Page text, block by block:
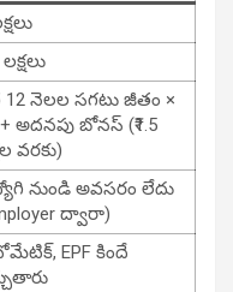
లక్షలు
12 నెలల సగటు జీతం ×
అదనపు బోనస్ (₹1.5
వరకు)
నుండి అవసరం లేదు
ద్వారా)
EPF కిందే